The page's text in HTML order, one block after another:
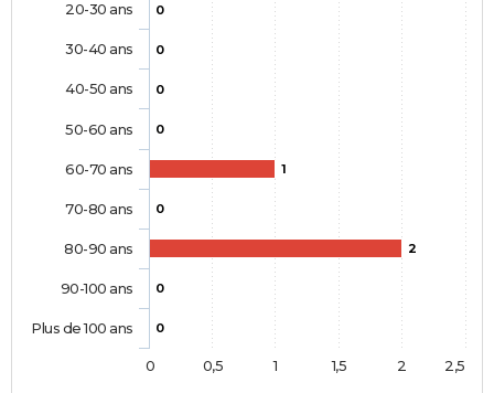
0
0
0
0
1
0
2
0
0
20-30 ans
30-40 ans
40-50 ans
50-60 ans
60-70 ans
70-80 ans
80-90 ans
90-100 ans
Plus de 100 ans
0 0,5 1 1,5 2 2,5